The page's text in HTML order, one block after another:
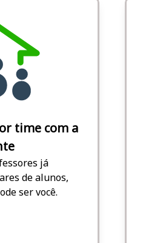
time com a
já
de alunos,
ser você.